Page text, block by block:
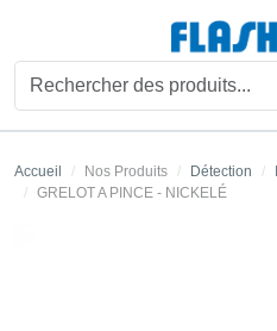
Accueil Nos Produits Détection
GRELOT A PINCE - NICKELÉ